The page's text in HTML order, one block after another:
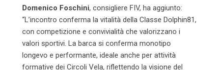
Domenico Foschini, consigliere FIV, ha aggiunto:
“L’incontro conferma la vitalità della Classe Dolphin81,
con competizione e convivialità che valorizzano i
valori sportivi. La barca si conferma monotipo
longevo e performante, ideale anche per attività
formative dei Circoli Vela, riflettendo la visione del